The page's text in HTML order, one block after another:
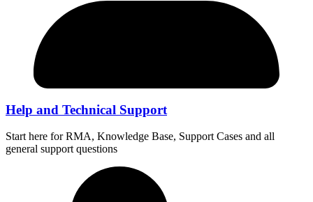
Help and Technical Support
Start here for RMA, Knowledge Base, Support Cases and all
general support questions